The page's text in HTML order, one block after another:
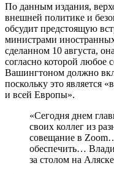
По данным издания,
внешней политике и
обсудит предстоящую
министрами
сделанном 10 августа,
согласно которой
Вашингтоном должно
поскольку это является
и всей Европы».
«Сегодня днем
своих коллег из
совещание в
обеспечить…
за столом на